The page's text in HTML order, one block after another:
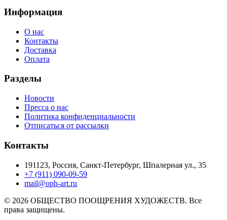
Информация
О нас
Контакты
Доставка
Оплата
Разделы
Новости
Пресса о нас
Политика конфиденциальности
Отписаться от рассылки
Контакты
191123, Россия, Санкт-Петербург, Шпалерная ул., 35
+7 (911) 090-09-59
mail@oph-art.ru
© 2026 ОБЩЕСТВО ПООЩРЕНИЯ ХУДОЖЕСТВ. Все
права защищены.